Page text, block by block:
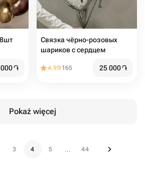
֏
Связка чёрно-розовых
шариков с сердцем
4.99 165 25 000֏
Pokaż więcej
3 4 5 ... 44